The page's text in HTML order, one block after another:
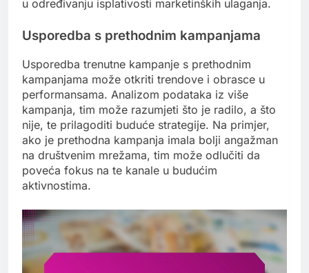
u određivanju isplativosti marketinških ulaganja.
Usporedba s prethodnim kampanjama
Usporedba trenutne kampanje s prethodnim
kampanjama može otkriti trendove i obrasce u
performansama. Analizom podataka iz više
kampanja, tim može razumjeti što je radilo, a što
nije, te prilagoditi buduće strategije. Na primjer,
ako je prethodna kampanja imala bolji angažman
na društvenim mrežama, tim može odlučiti da
poveća fokus na te kanale u budućim
aktivnostima.